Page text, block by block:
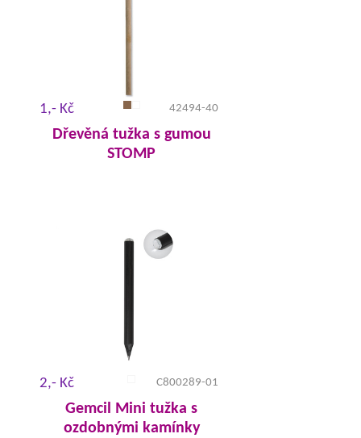
1,- Kč 42494-40
Dřevěná tužka s gumou
STOMP
2,- Kč C800289-01
Gemcil Mini tužka s
ozdobnými kamínky